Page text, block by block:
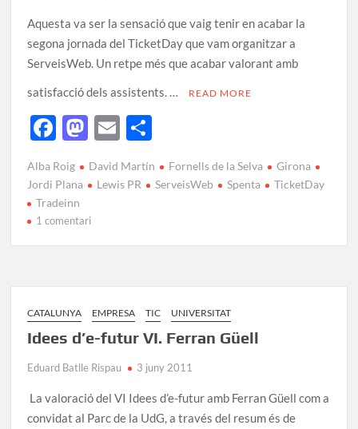
Aquesta va ser la sensació que vaig tenir en acabar la
segona jornada del TicketDay que vam organitzar a
ServeisWeb. Un retpe més que acabar valorant amb
satisfacció dels assistents. …
READ MORE
F
e
b
o
o
k
M
to
o
n
E
ail m
te
ix
Alba Roig David Martín Fornells de la Selva
Girona
Jordi Plana
Lewis PR ServeisWeb Spenta
TicketDay
Tradeinn
1 comentari
CATALUNYA EMPRESA TIC UNIVERSITAT
Idees d’e-futur VI. Ferran Güell
Eduard Batlle Rispau 3 juny 2011
La valoració del VI Idees d’e-futur amb Ferran Güell com a
convidat al Parc de la UdG, a través del resum és de